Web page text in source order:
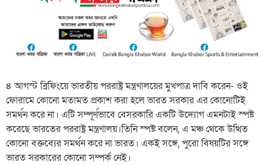
৪ আগস্ট ব্রিফিংয়ে ভারতীয় পররাষ্ট্র মন্ত্রণালয়ের মুখপাত্র দাবি করেন- ওই
ফোরামে কোনো মতামত প্রকাশ করা হলে ভারত সরকার এর কোনোটিই
সমর্থন করে না। এটি সম্পূর্ণভাবে বেসরকারি একটি উদ্যোগ এমনটাই স্পষ্ট
করেছে ভারতের পররাষ্ট্র মন্ত্রণালয়।তিনি স্পষ্ট বলেন, এ মঞ্চ থেকে উত্থিত
কোনো বক্তব্যের সমর্থন করে না ভারত। একই সঙ্গে, পুরো বিষয়টির সঙ্গে
ভারত সরকারের কোনো সম্পর্ক নেই।